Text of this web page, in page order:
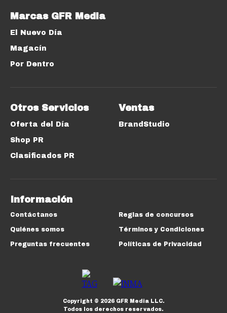
Marcas GFR Media
El Nuevo Día
Magacín
Por Dentro
Otros Servicios
Oferta del Día
Shop PR
Clasificados PR
Ventas
BrandStudio
Información
Contáctanos
Quiénes somos
Preguntas frecuentes
Reglas de concursos
Términos y Condiciones
Políticas de Privacidad
Copyright © 2026GFR Media LLC.
Todos los derechos reservados.